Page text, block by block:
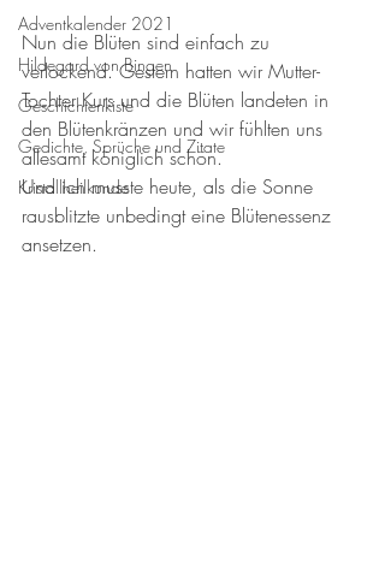
Adventkalender 2021
Hildegard von Bingen
Geschichtenkiste
Gedichte, Sprüche und Zitate
Kristallheilkunde
Nun die Blüten sind einfach zu
verlockend. Gestern hatten wir Mutter-
Tochter Kurs und die Blüten landeten in
den Blütenkränzen und wir fühlten uns
allesamt königlich schön.
Und ich musste heute, als die Sonne
rausblitzte unbedingt eine Blütenessenz
ansetzen.